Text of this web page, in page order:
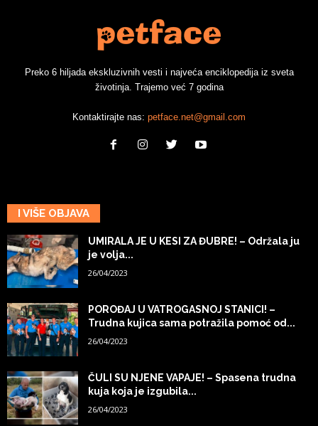
Preko 6 hiljada ekskluzivnih vesti i najveća enciklopedija iz sveta
životinja. Trajemo već 7 godina
Kontaktirajte nas: petface.net@gmail.com
I VIŠE OBJAVA
UMIRALA JE U KESI ZA ĐUBRE! – Održala ju
je volja...
26/04/2023
POROĐAJ U VATROGASNOJ STANICI! –
Trudna kujica sama potražila pomoć od...
26/04/2023
ČULI SU NJENE VAPAJE! – Spasena trudna
kuja koja je izgubila...
26/04/2023